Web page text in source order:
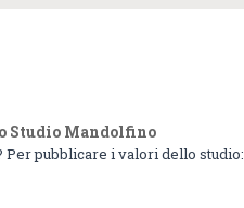
Studio Mandolfino
pubblicare i valori dello